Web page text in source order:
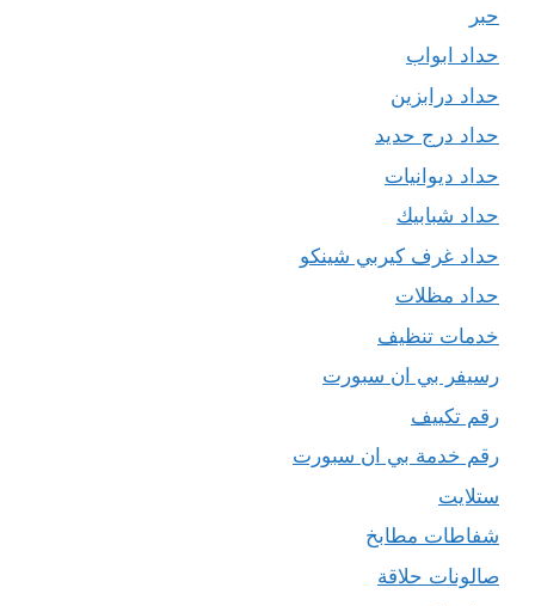
حبر
حداد ابواب
حداد درابزين
حداد درج حديد
حداد ديوانيات
حداد شبابيك
حداد غرف كيربي شينكو
حداد مظلات
خدمات تنظيف
رسيفر بي ان سبورت
رقم تكييف
رقم خدمة بي ان سبورت
ستلايت
شفاطات مطابخ
صالونات حلاقة